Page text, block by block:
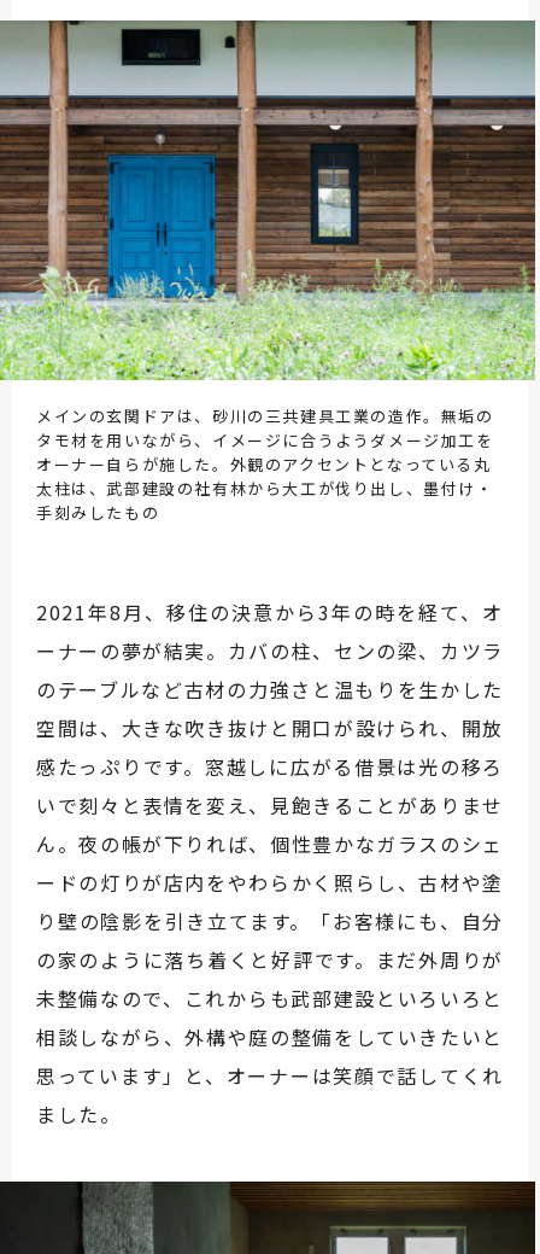
メインの玄関ドアは、砂川の三共建具工業の造作。無垢の
タモ材を用いながら、イメージに合うようダメージ加工を
オーナー自らが施した。外観のアクセントとなっている丸
太柱は、武部建設の社有林から大工が伐り出し、墨付け・
手刻みしたもの
2021年8月、移住の決意から3年の時を経て、オ
ーナーの夢が結実。カバの柱、センの梁、カツラ
のテーブルなど古材の力強さと温もりを生かした
空間は、大きな吹き抜けと開口が設けられ、開放
感たっぷりです。窓越しに広がる借景は光の移ろ
いで刻々と表情を変え、見飽きることがありませ
ん。夜の帳が下りれば、個性豊かなガラスのシェ
ードの灯りが店内をやわらかく照らし、古材や塗
り壁の陰影を引き立てます。「お客様にも、自分
の家のように落ち着くと好評です。まだ外周りが
未整備なので、これからも武部建設といろいろと
相談しながら、外構や庭の整備をしていきたいと
思っています」と、オーナーは笑顔で話してくれ
ました。